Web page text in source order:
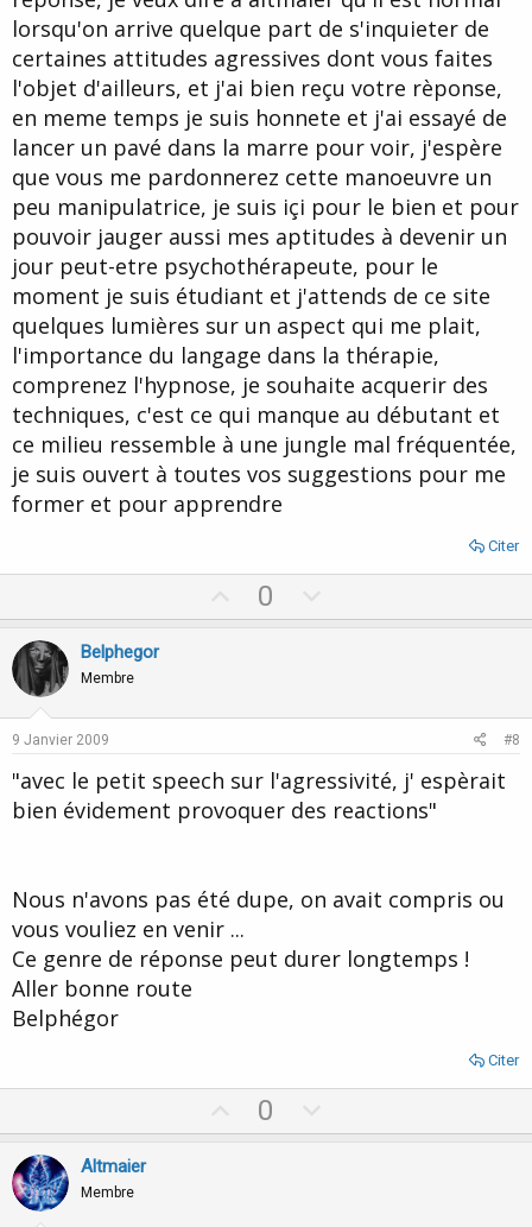
comme si je disais Monsieur Effel à construit sa tour avec des
rivets parce qu'il ne savait pas fabriquer des vis et des écrous ou
parce qu'il ne savait pas souder!
Cordialement,
Belphégor
lorsqu'on arrive quelque part de s'inquieter de
certaines attitudes agressives dont vous faites
l'objet d'ailleurs, et j'ai bien reçu votre rèponse,
en meme temps je suis honnete et j'ai essayé de
lancer un pavé dans la marre pour voir, j'espère
que vous me pardonnerez cette manoeuvre un
peu manipulatrice, je suis içi pour le bien et pour
pouvoir jauger aussi mes aptitudes à devenir un
jour peut-etre psychothérapeute, pour le
moment je suis étudiant et j'attends de ce site
quelques lumières sur un aspect qui me plait,
l'importance du langage dans la thérapie,
comprenez l'hypnose, je souhaite acquerir des
techniques, c'est ce qui manque au débutant et
ce milieu ressemble à une jungle mal fréquentée,
je suis ouvert à toutes vos suggestions pour me
former et pour apprendre
Citer
p
t
0
o
v
e
Belphegor
Membre
9 Janvier 2009 #8
"avec le petit speech sur l'agressivité, j' espèrait
bien évidement provoquer des reactions"
Nous n'avons pas été dupe, on avait compris ou
vous vouliez en venir ...
Ce genre de réponse peut durer longtemps !
Aller bonne route
Belphégor
Citer
p
0
o
Altmaier
Membre